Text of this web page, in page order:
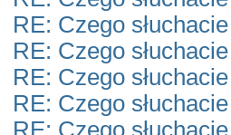
RE: Czego
RE: Czego
RE: Czego
RE: Czego
RE: Czego